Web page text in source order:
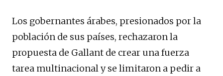
Los gobernantes árabes, presionados por la
población de sus países, rechazaron la
propuesta de Gallant de crear una fuerza
tarea multinacional y se limitaron a pedir a